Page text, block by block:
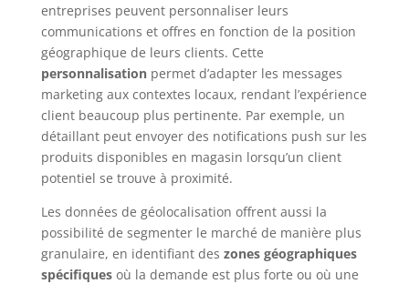
entreprises peuvent personnaliser leurs
communications et offres en fonction de la position
géographique de leurs clients. Cette
personnalisationpermet d’adapter les messages
marketing aux contextes locaux, rendant l’expérience
client beaucoup plus pertinente. Par exemple, un
détaillant peut envoyer des notifications push sur les
produits disponibles en magasin lorsqu’un client
potentiel se trouve à proximité.
Les données de géolocalisation offrent aussi la
possibilité de segmenter le marché de manière plus
granulaire, en identifiant des zones géographiques
spécifiquesoù la demande est plus forte ou où une